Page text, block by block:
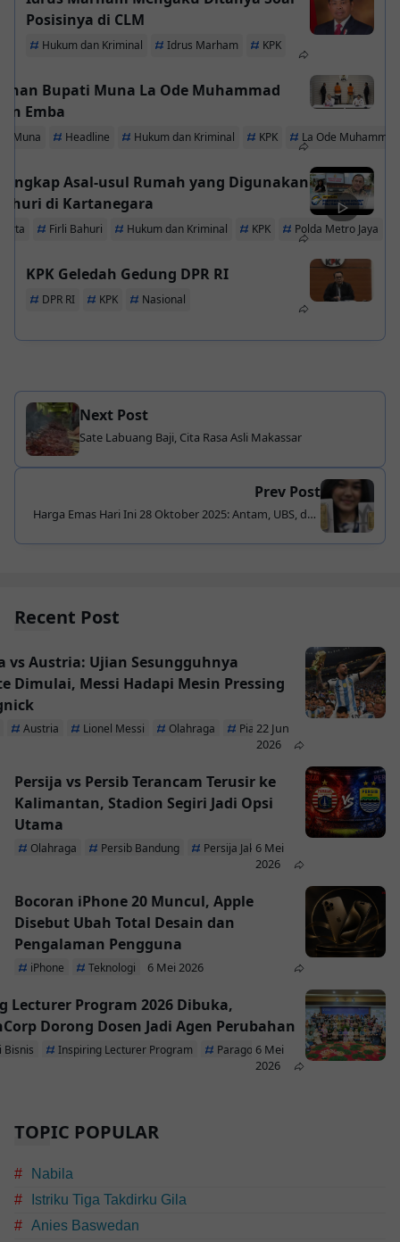
Posisinya di CLM
Hukum dan Kriminal Idrus Marham KPK
Bupati Muna La Ode Muhammad
Emba
Muna Headline Hukum dan Kriminal KPK La Ode
Ungkap Asal-usul Rumah yang Digunakan
di Kartanegara
Firli Bahuri Hukum dan Kriminal KPK Polda Metro Jaya
KPK Geledah Gedung DPR RI
DPR RI KPK Nasional
Next Post
Sate Labuang Baji, Cita Rasa Asli Makassar
Prev Post
Harga Emas Hari Ini 28 Oktober 2025: Antam, UBS, dan
Recent Post
vs Austria: Ujian Sesungguhnya
Dimulai, Messi Hadapi Mesin Pressing
Austria Lionel Messi Olahraga Piala Dunia 2026
22 Jun
2026
Persija vs Persib Terancam Terusir ke
Kalimantan, Stadion Segiri Jadi Opsi
Utama
Olahraga Persib Bandung Persija Jakarta
6 Mei
2026
Bocoran iPhone 20 Muncul, Apple
Disebut Ubah Total Desain dan
Pengalaman Pengguna
iPhone Teknologi 6 Mei 2026
Lecturer Program 2026 Dibuka,
Dorong Dosen Jadi Agen Perubahan
Bisnis Inspiring Lecturer Program ParagonCorp
6 Mei
2026
TOPIC POPULAR
Nabila
Istriku Tiga Takdirku Gila
Anies Baswedan